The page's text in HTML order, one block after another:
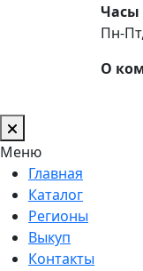
Часы
Пн-
О
Меню
Главная
Каталог
Регионы
Выкуп
Контакты